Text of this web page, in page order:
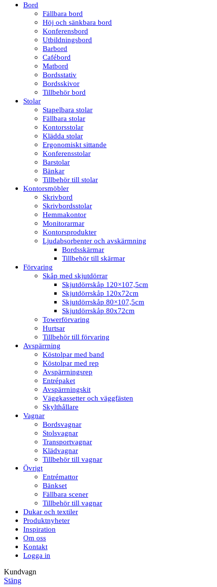
Bord
Fällbara bord
Höj och sänkbara bord
Konferensbord
Utbildningsbord
Barbord
Cafébord
Matbord
Bordsstativ
Bordsskivor
Tillbehör bord
Stolar
Stapelbara stolar
Fällbara stolar
Kontorsstolar
Klädda stolar
Ergonomiskt sittande
Konferensstolar
Barstolar
Bänkar
Tillbehör till stolar
Kontorsmöbler
Skrivbord
Skrivbordsstolar
Hemmakontor
Monitorarmar
Kontorsprodukter
Ljudabsorbenter och avskärmning
Bordsskärmar
Tillbehör till skärmar
Förvaring
Skåp med skjutdörrar
Skjutdörrskåp 120×107,5cm
Skjutdörrskåp 120x72cm
Skjutdörrskåp 80×107,5cm
Skjutdörrskåp 80x72cm
Towerförvaring
Hurtsar
Tillbehör till förvaring
Avspärrning
Köstolpar med band
Köstolpar med rep
Avspärrningsrep
Entrépaket
Avspärrningskit
Väggkassetter och väggfästen
Skylthållare
Vagnar
Bordsvagnar
Stolsvagnar
Transportvagnar
Klädvagnar
Tillbehör till vagnar
Övrigt
Entrémattor
Bänkset
Fällbara scener
Tillbehör till vagnar
Dukar och textiler
Produktnyheter
Inspiration
Om oss
Kontakt
Logga in
Kundvagn
Stäng